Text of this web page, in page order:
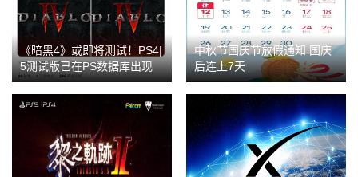
《暗黑4》或即将测试！PS4|
5测试版已在PS数据库出现
中秋节国庆节放假通知 国庆
后连上7天